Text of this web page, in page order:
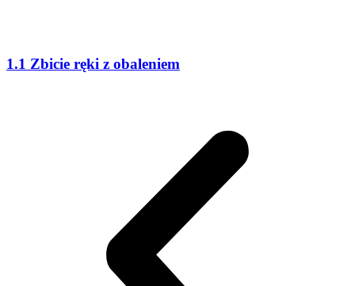
1.1 Zbicie ręki z obaleniem